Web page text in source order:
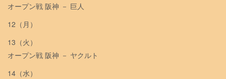
オープン戦 阪神 － 巨人
12（月）
13（火）
オープン戦 阪神 － ヤクルト
14（水）